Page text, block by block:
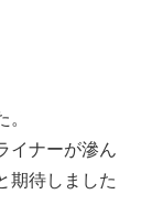
イナーが滲ん
期待しました